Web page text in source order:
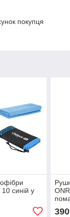
покупця
синій у
390